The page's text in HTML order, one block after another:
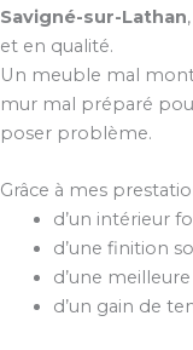
Savigné-sur-Lathan
et en qualité.
Un meuble mal
mur mal préparé
poser problème.
Grâce à mes
d’un intérieur
d’une finition
d’une
d’un gain de